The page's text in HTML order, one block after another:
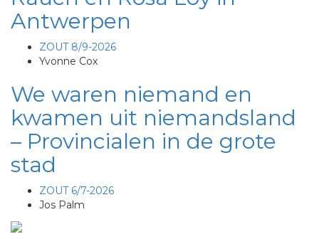
Antwerpen
ZOUT 8/9-2026
Yvonne Cox
We waren niemand en
kwamen uit niemandsland
– Provincialen in de grote
stad
ZOUT 6/7-2026
Jos Palm